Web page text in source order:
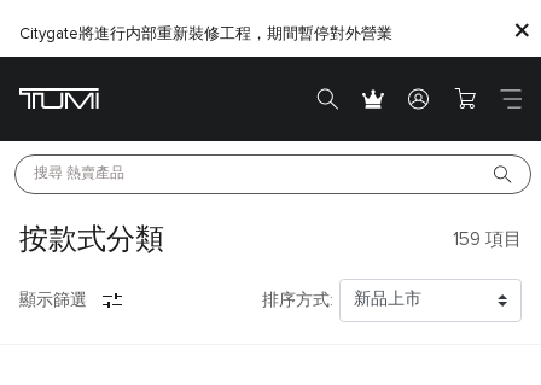
Citygate將進行内部重新裝修工程，期間暫停對外營業
搜尋 熱賣產品
按款式分類 159 項目
顯示篩選 排序方式: